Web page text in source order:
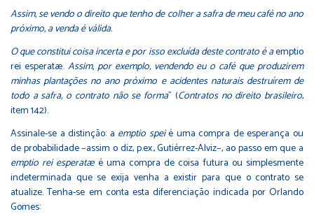
Assim, se vendo o direito que tenho de colher a safra de meu café no ano
próximo, a venda é válida.
O que constitui coisa incerta e por isso excluída deste contrato é aemptio
rei esperatæ. Assim, por exemplo, vendendo eu o café que produzirem
minhas plantações no ano próximo e acidentes naturais destruírem de
todo a safra, o contrato não se forma" (Contratos no direito brasileiro,
item 142).
Assinale-se a distinção: a emptio speié uma compra de esperança ou
de probabilidade −assim o diz, p.ex., Gutiérrez-Alviz−, ao passo em que a
emptio rei esperatæé uma compra de coisa futura ou simplesmente
indeterminada que se exija venha a existir para que o contrato se
atualize. Tenha-se em conta esta diferenciação indicada por Orlando
Gomes: